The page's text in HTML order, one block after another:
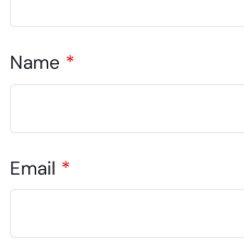
Name *
Email *